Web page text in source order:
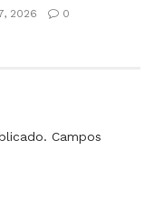
2026 0
Campos